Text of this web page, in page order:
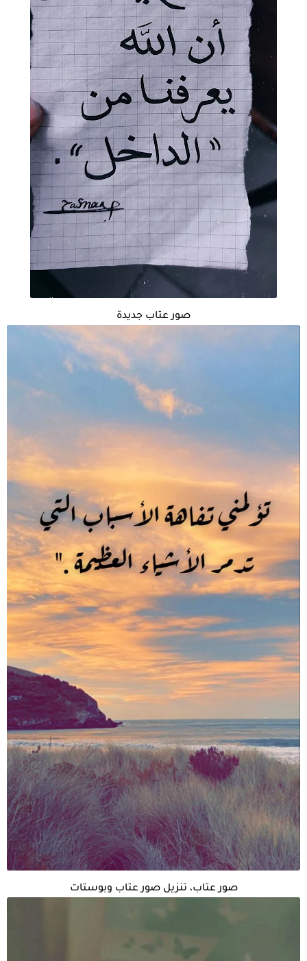
صور عتاب جديدة
صور عتاب، تنزيل صور عتاب وبوستات